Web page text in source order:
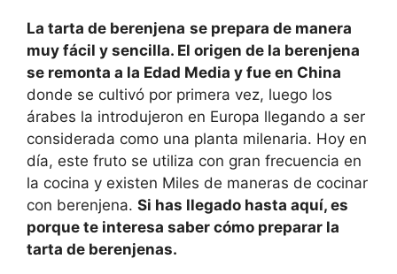
La tarta de berenjena se prepara de manera
muy fácil y sencilla. El origen de la berenjena
se remonta a la Edad Media y fue en China
donde se cultivó por primera vez, luego los
árabes la introdujeron en Europa llegando a ser
considerada como una planta milenaria. Hoy en
día, este fruto se utiliza con gran frecuencia en
la cocina y existen Miles de maneras de cocinar
con berenjena. Si has llegado hasta aquí, es
porque te interesa saber cómo preparar la
tarta de berenjenas.